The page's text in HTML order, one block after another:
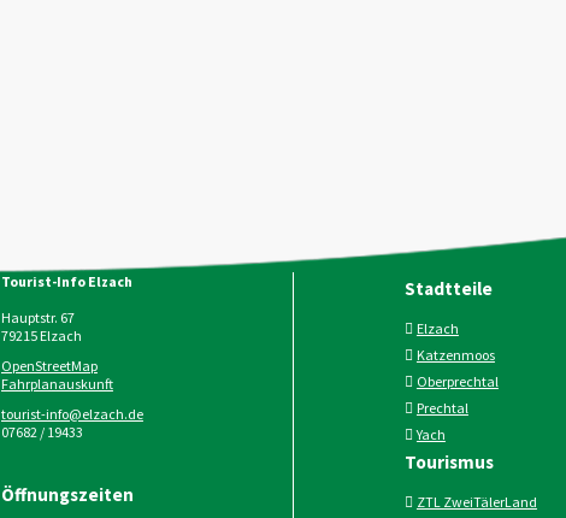
Tourist-Info Elzach
Hauptstr. 67
79215Elzach
OpenStreetMap
Fahrplanauskunft
tourist-info@elzach.de
07682 / 19433
Öffnungszeiten
Stadtteile
Elzach
Katzenmoos
Oberprechtal
Prechtal
Yach
Tourismus
ZTL ZweiTälerLand